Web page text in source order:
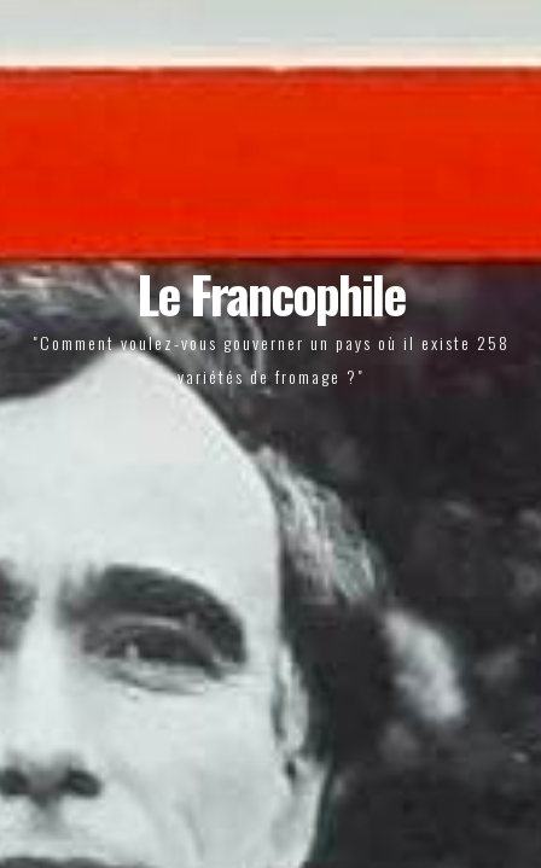
Le Francophile
"Comment voulez-vous gouverner un pays où il existe 258
variétés de fromage ?"